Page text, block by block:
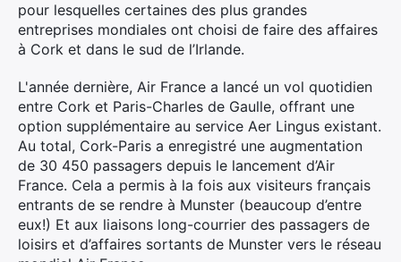
pour lesquelles certaines des plus grandes
entreprises mondiales ont choisi de faire des affaires
à Cork et dans le sud de l’Irlande.
L'année dernière, Air France a lancé un vol quotidien
entre Cork et Paris-Charles de Gaulle, offrant une
option supplémentaire au service Aer Lingus existant.
Au total, Cork-Paris a enregistré une augmentation
de 30 450 passagers depuis le lancement d’Air
France. Cela a permis à la fois aux visiteurs français
entrants de se rendre à Munster (beaucoup d’entre
eux!) Et aux liaisons long-courrier des passagers de
loisirs et d’affaires sortants de Munster vers le réseau